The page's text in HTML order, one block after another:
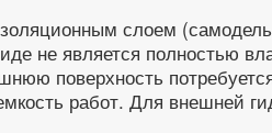
слоем
не является полностью
поверхность
работ. Для внешней